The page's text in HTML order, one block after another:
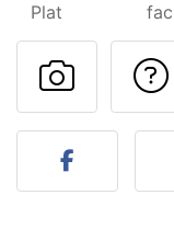
Plat